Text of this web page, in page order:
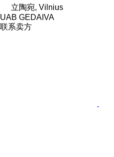
立陶宛, Vilnius
UAB GEDAIVA
联系卖方